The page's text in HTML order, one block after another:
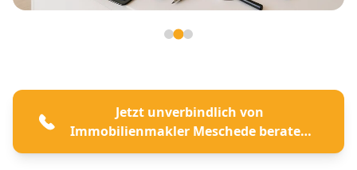
Jetzt unverbindlich von
Immobilienmakler Meschede beraten
lassen